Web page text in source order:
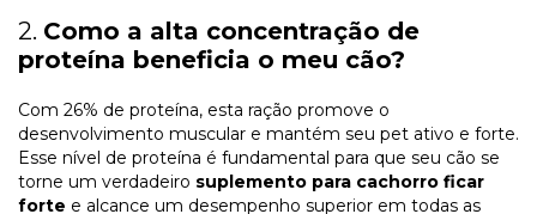
2. Como a alta concentração de
proteína beneficia o meu cão?
Com 26% de proteína, esta ração promove o
desenvolvimento muscular e mantém seu pet ativo e forte.
Esse nível de proteína é fundamental para que seu cão se
torne um verdadeiro suplemento para cachorro ficar
forte e alcance um desempenho superior em todas as